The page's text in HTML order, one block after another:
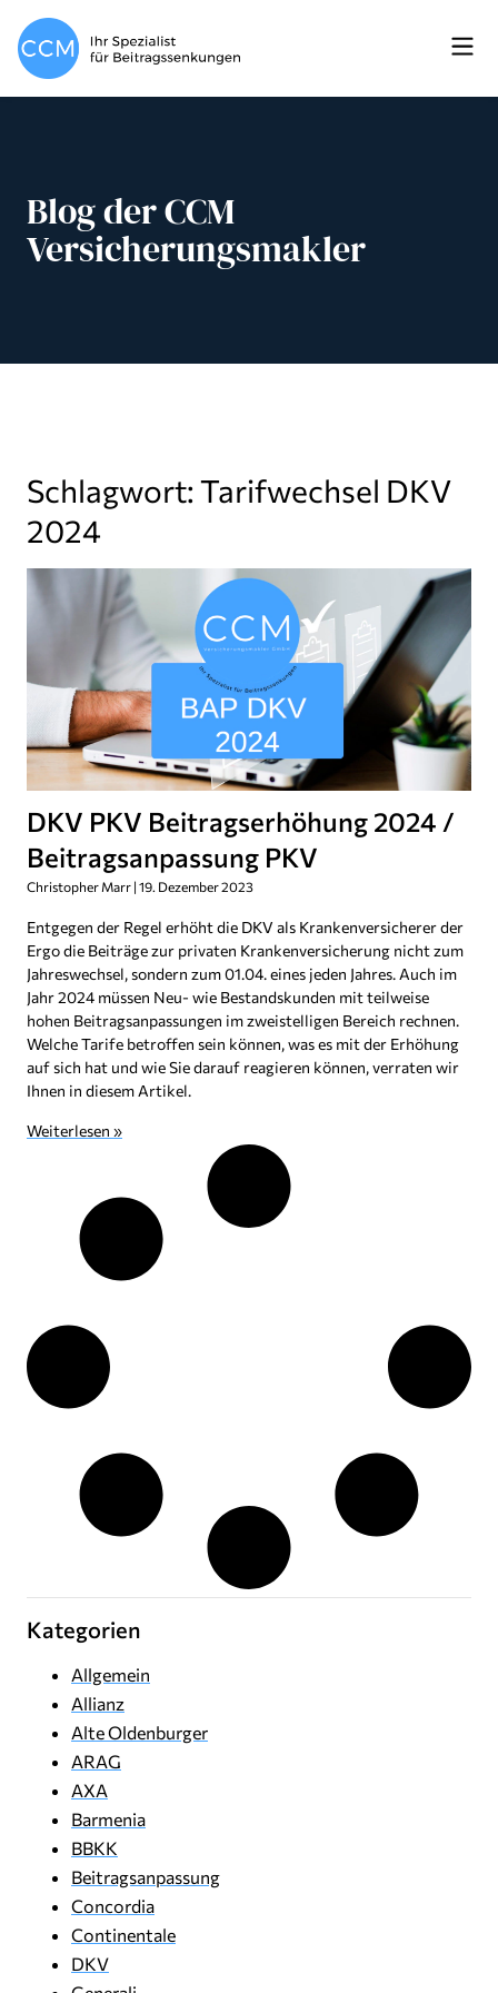
Blog der CCM
Versicherungsmakler
Schlagwort: Tarifwechsel DKV
2024
DKV PKV Beitragserhöhung 2024 /
Beitragsanpassung PKV
Christopher Marr 19. Dezember 2023
Entgegen der Regel erhöht die DKV als Krankenversicherer der
Ergo die Beiträge zur privaten Krankenversicherung nicht zum
Jahreswechsel, sondern zum 01.04. eines jeden Jahres. Auch im
Jahr 2024 müssen Neu- wie Bestandskunden mit teilweise
hohen Beitragsanpassungen im zweistelligen Bereich rechnen.
Welche Tarife betroffen sein können, was es mit der Erhöhung
auf sich hat und wie Sie darauf reagieren können, verraten wir
Ihnen in diesem Artikel.
Weiterlesen »
Kategorien
Allgemein
Allianz
Alte Oldenburger
ARAG
AXA
Barmenia
BBKK
Beitragsanpassung
Concordia
Continentale
DKV